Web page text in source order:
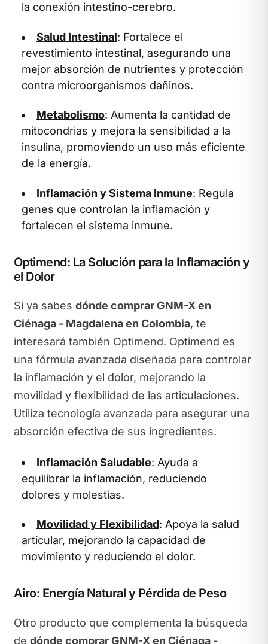
la conexión intestino-cerebro.
Salud Intestinal: Fortalece el
revestimiento intestinal, asegurando una
mejor absorción de nutrientes y protección
contra microorganismos dañinos.
Metabolismo: Aumenta la cantidad de
mitocondrias y mejora la sensibilidad a la
insulina, promoviendo un uso más eficiente
de la energía.
Inflamación y Sistema Inmune: Regula
genes que controlan la inflamación y
fortalecen el sistema inmune.
Optimend: La Solución para la Inflamación y
el Dolor
Si ya sabes dónde comprar GNM-X en
Ciénaga - Magdalena en Colombia, te
interesará también Optimend. Optimend es
una fórmula avanzada diseñada para controlar
la inflamación y el dolor, mejorando la
movilidad y flexibilidad de las articulaciones.
Utiliza tecnología avanzada para asegurar una
absorción efectiva de sus ingredientes.
Inflamación Saludable: Ayuda a
equilibrar la inflamación, reduciendo
dolores y molestias.
Movilidad y Flexibilidad: Apoya la salud
articular, mejorando la capacidad de
movimiento y reduciendo el dolor.
Airo: Energía Natural y Pérdida de Peso
Otro producto que complementa la búsqueda
de dónde comprar GNM-X en Ciénaga -